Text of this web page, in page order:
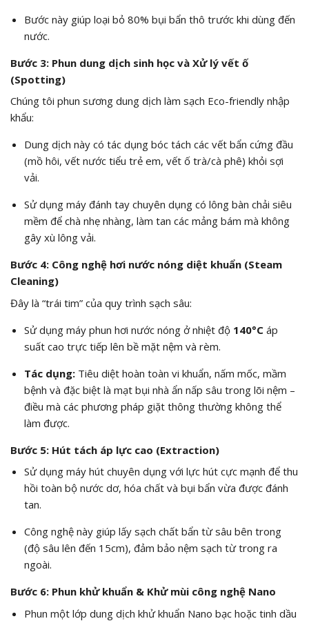
Bước này giúp loại bỏ 80% bụi bẩn thô trước khi dùng đến
nước.
Bước 3: Phun dung dịch sinh học và Xử lý vết ố
(Spotting)
Chúng tôi phun sương dung dịch làm sạch Eco-friendly nhập
khẩu:
Dung dịch này có tác dụng bóc tách các vết bẩn cứng đầu
(mồ hôi, vết nước tiểu trẻ em, vết ố trà/cà phê) khỏi sợi
vải.
Sử dụng máy đánh tay chuyên dụng có lông bàn chải siêu
mềm để chà nhẹ nhàng, làm tan các mảng bám mà không
gây xù lông vải.
Bước 4: Công nghệ hơi nước nóng diệt khuẩn (Steam
Cleaning)
Đây là “trái tim” của quy trình sạch sâu:
Sử dụng máy phun hơi nước nóng ở nhiệt độ 140°Cáp
suất cao trực tiếp lên bề mặt nệm và rèm.
Tác dụng:Tiêu diệt hoàn toàn vi khuẩn, nấm mốc, mầm
bệnh và đặc biệt là mạt bụi nhà ẩn nấp sâu trong lõi nệm –
điều mà các phương pháp giặt thông thường không thể
làm được.
Bước 5: Hút tách áp lực cao (Extraction)
Sử dụng máy hút chuyên dụng với lực hút cực mạnh để thu
hồi toàn bộ nước dơ, hóa chất và bụi bẩn vừa được đánh
tan.
Công nghệ này giúp lấy sạch chất bẩn từ sâu bên trong
(độ sâu lên đến 15cm), đảm bảo nệm sạch từ trong ra
ngoài.
Bước 6: Phun khử khuẩn & Khử mùi công nghệ Nano
Phun một lớp dung dịch khử khuẩn Nano bạc hoặc tinh dầu